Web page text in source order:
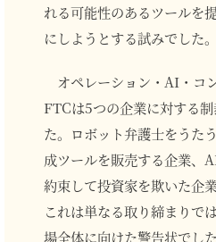
れる可能性のあるツールを
にしようとする試みでした。
オペレーション・AI・コ
FTCは5つの企業に対する
た。ロボット弁護士をうた
成ツールを販売する企業、
約束して投資家を欺いた企
これは単なる取り締まりで
場全体に向けた警告状でした